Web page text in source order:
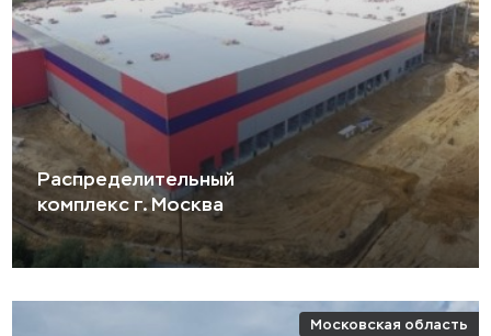
Распределительный
комплекс г. Москва
Московская область